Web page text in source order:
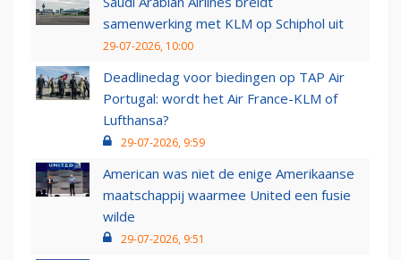
samenwerking met KLM op Schiphol uit
29-07-2026, 10:00
Deadlinedag voor biedingen op TAP Air
Portugal: wordt het Air France-KLM of
Lufthansa?
29-07-2026, 9:59
American was niet de enige Amerikaanse
maatschappij waarmee United een fusie
wilde
29-07-2026, 9:51